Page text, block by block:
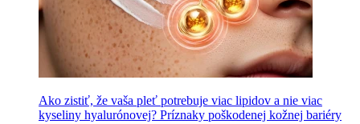
Ako zistiť, že vaša pleť potrebuje viac lipidov a nie viac
kyseliny hyalurónovej? Príznaky poškodenej kožnej bariéry